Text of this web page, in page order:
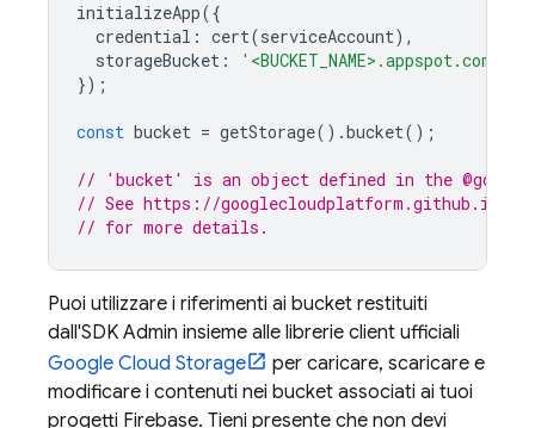
initializeApp({
credential : cert(serviceAccount),
storageBucket :
'<BUCKET_NAME>.appspot.com'
});
const bucket = getStorage().bucket();
// 'bucket' is an object defined in the
// See https://googlecloudplatform.github.io/
// for more details.
Puoi utilizzare i riferimenti ai bucket restituiti
dall'SDK Admin insieme alle librerie client ufficiali
Google Cloud Storage
per caricare, scaricare e
modificare i contenuti nei bucket associati ai tuoi
progetti Firebase. Tieni presente che non devi